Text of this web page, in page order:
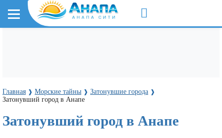
Главная ❱ Морские тайны ❱ Затонувшие города ❱
Затонувший город в Анапе
Затонувший город в Анапе